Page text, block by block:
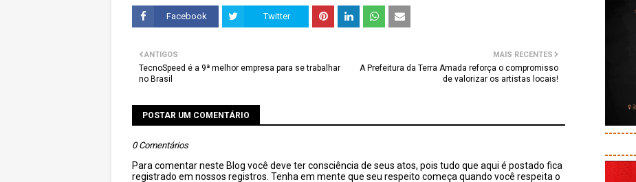
Facebook Twitter
MAIS RECENTES
A Prefeitura da Terra Amada reforça o compromisso
de valorizar os artistas locais!
ANTIGOS
TecnoSpeed é a 9ª melhor empresa para se trabalhar
no Brasil
POSTAR UM COMENTÁRIO
0 Comentários
Para comentar neste Blog você deve ter consciência de seus atos, pois tudo que aqui é postado fica
registrado em nossos registros. Tenha em mente que seu respeito começa quando você respeita o